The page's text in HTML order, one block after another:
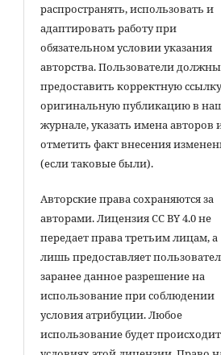
распространять, использовать и
адаптировать работу при
обязательном условии указания
авторства. Пользователи должны
предоставить корректную
оригинальную публикацию в
журнале, указать имена авторов
отметить факт внесения
(если таковые были).
Авторские права сохраняются за
авторами. Лицензия CC BY 4.0 не
передает права третьим лицам, а
лишь предоставляет
заранее данное разрешение на
использование при соблюдении
условия атрибуции. Любое
использование будет